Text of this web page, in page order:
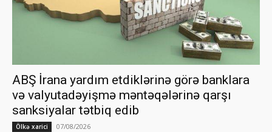
ABŞ İrana yardım etdiklərinə görə banklara
və valyutadəyişmə məntəqələrinə qarşı
sanksiyalar tətbiq edib
Ölkə xarici 07/08/2026